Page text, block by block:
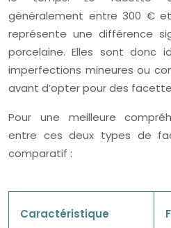
généralement entre 300 €
représente une différence
porcelaine. Elles sont donc
imperfections mineures ou
avant d’opter pour des
Pour une meilleure
entre ces deux types de
comparatif :
Caractéristique